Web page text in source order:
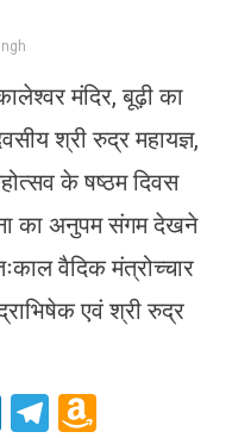
मंदिर, बूढ़ी का
श्री रुद्र महायज्ञ,
के षष्ठम दिवस
का अनुपम संगम देखने
वैदिक मंत्रोच्चार
एवं श्री रुद्र
LinkedIn
Telegram